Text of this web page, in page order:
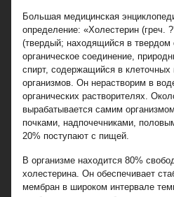
Большая медицинская
определение: «Холестерин (греч.
(твердый; находящийся в твердом
органическое соединение,
спирт, содержащийся в
организмов. Он нерастворим в
органических растворителях.
вырабатывается самим
почками, надпочечниками,
20% поступают с пищей.
В организме находится 80%
холестерина. Он обеспечивает
мембран в широком интервале